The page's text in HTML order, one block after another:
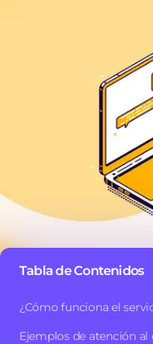
Tabla de Contenidos
¿Cómo funciona el
Ejemplos de atención
Los servicios de
mejorar la